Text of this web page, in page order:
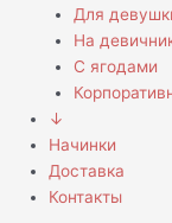
Для
На
С ягодами
↓
Начинки
Доставка
Контакты